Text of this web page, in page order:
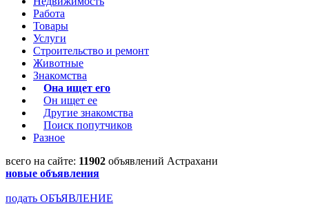
Работа
Товары
Услуги
Строительство и ремонт
Животные
Знакомства
Она ищет его
Он ищет ее
Другие знакомства
Поиск попутчиков
Разное
всего на сайте: 11902 объявлений Астрахани
новые объявления
подать ОБЪЯВЛЕНИЕ